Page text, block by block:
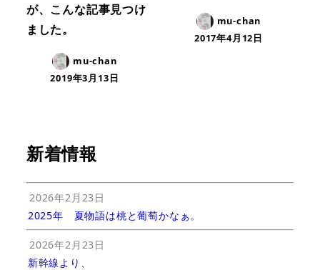
が、こんな記事見つけ
ました。
mu-chan
2019年3月13日
mu-chan
2017年4月12日
新着情報
2026年2月23日
2025年 夏物語は桃と葡萄かなぁ。
2026年2月23日
新幹線より、